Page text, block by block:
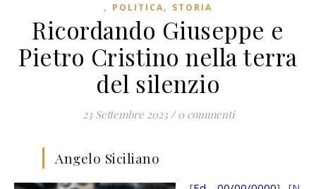
, POLITICA, STORIA
Ricordando Giuseppe e
Pietro Cristino nella terra
del silenzio
23 Settembre 2023 / 0 commenti
Angelo Siciliano